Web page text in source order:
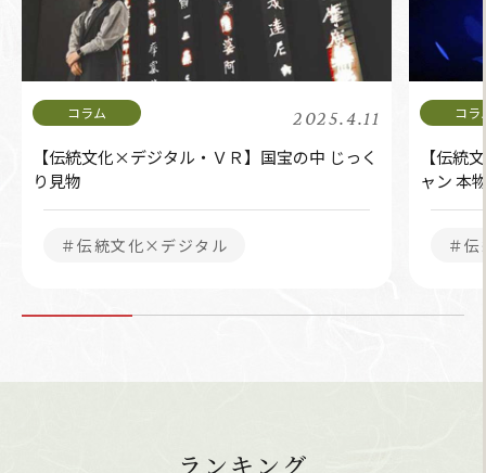
2025.4.11
【伝統文化×デジタル・ＶＲ】国宝の中 じっく
り見物
＃伝統文化×デジタル
【伝統
ャン 本
＃
ランキング